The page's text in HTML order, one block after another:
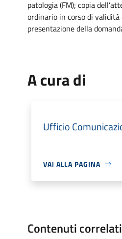
patologia (FM); copia
ordinario in corso di validità
presentazione della
A cura di
Ufficio
VAI ALLA PAGINA
Contenuti correlati